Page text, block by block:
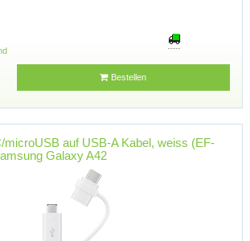
Bestellen
microUSB auf USB-A Kabel, weiss (EF-
Galaxy A42